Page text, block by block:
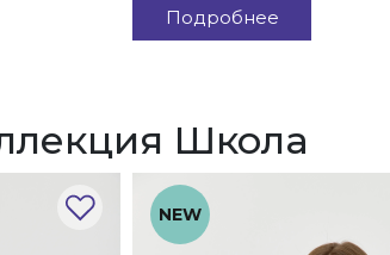
Подробнее
Школа
NEW